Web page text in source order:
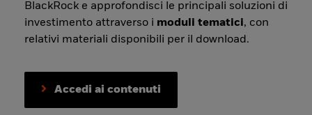
BlackRock e approfondisci le principali soluzioni di
investimento attraverso i moduli tematici, con
relativi materiali disponibili per il download.
Accedi ai contenuti